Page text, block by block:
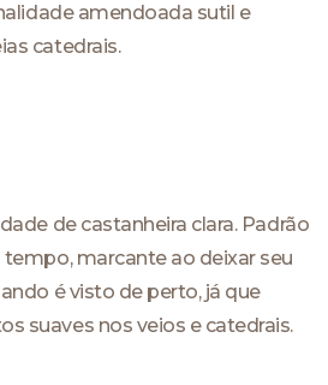
amendoada sutil e
catedrais.
de castanheira clara. Padrão
marcante ao deixar seu
é visto de perto, já que
suaves nos veios e catedrais.